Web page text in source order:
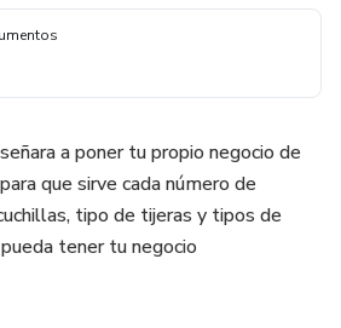
a poner tu propio negocio de
que sirve cada número de
tipo de tijeras y tipos de
tener tu negocio